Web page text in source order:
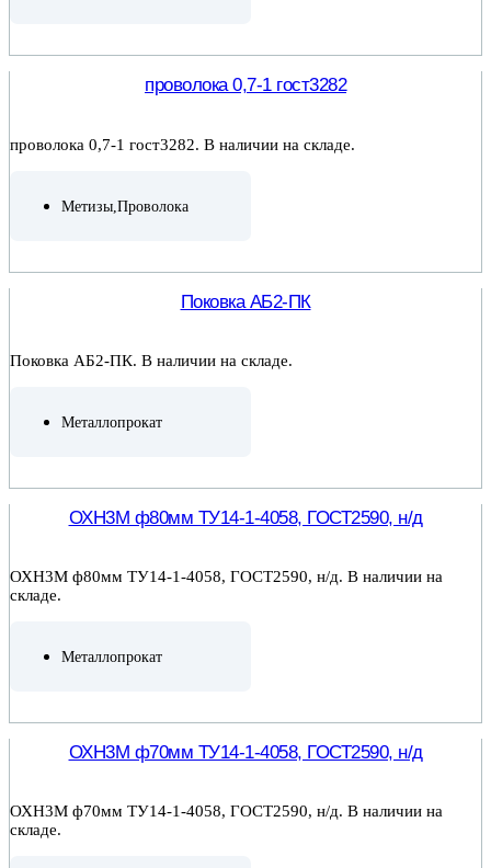
проволока 0,7-1 гост3282
проволока 0,7-1 гост3282. В наличии на складе.
Метизы Проволока
Поковка АБ2-ПК
Поковка АБ2-ПК. В наличии на складе.
Металлопрокат
ОХН3М ф80мм ТУ14-1-4058, ГОСТ2590, н/д
ОХН3М ф80мм ТУ14-1-4058, ГОСТ2590, н/д. В наличии на
складе.
Металлопрокат
ОХН3М ф70мм ТУ14-1-4058, ГОСТ2590, н/д
ОХН3М ф70мм ТУ14-1-4058, ГОСТ2590, н/д. В наличии на
складе.